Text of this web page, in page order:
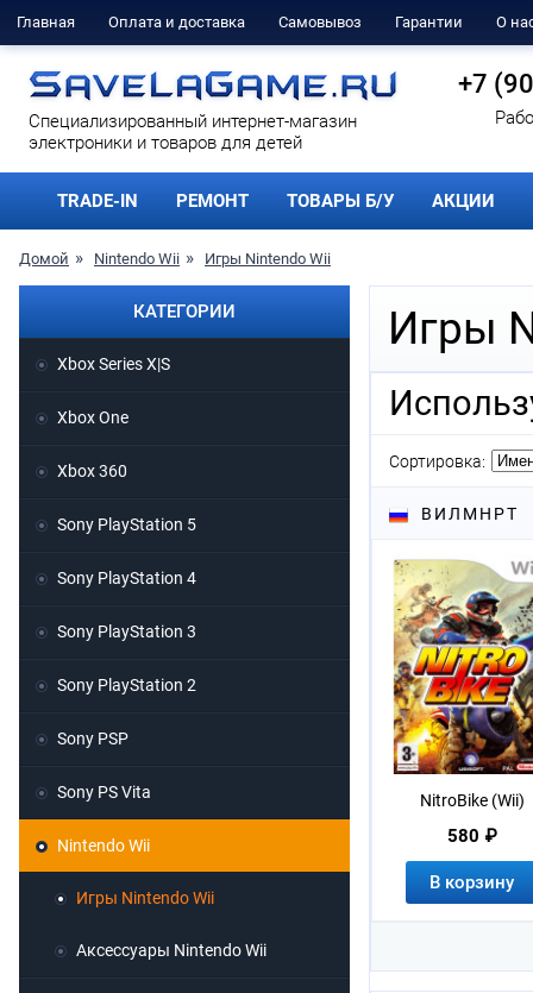
Главная Оплата и доставка Самовывоз Гарантии О
Cпециализированный интернет-магазин
электроники и товаров для детей
+7
TRADE-IN РЕМОНТ ТОВАРЫ Б/У АКЦИИ
Домой Nintendo Wii Игры Nintendo Wii
Игры
Сортировка:
В И Л М Н РТ
NitroBike (Wii)
580 ₽
В корзину
КАТЕГОРИИ
Xbox Series X|S
Xbox One
Xbox 360
Sony PlayStation 5
Sony PlayStation 4
Sony PlayStation 3
Sony PlayStation 2
Sony PSP
Sony PS Vita
Nintendo Wii
Игры Nintendo Wii
Аксессуары Nintendo Wii